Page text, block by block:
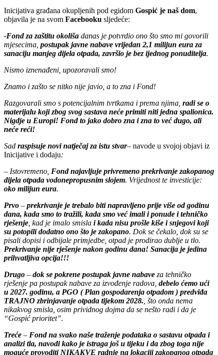
Inicijativa građana okupljenih pod egidom Gospić je naš dom,
objavila je na svom Facebooku sljedeće:
-Fond za zaštitu okoliša danas je potvrdio ono što smo mi govorili
mjesecima, postupak javne nabave vrijedan 2,1 milijun eura za
sanaciju manjeg dijela otpada, završio je bez ijednog ponuditelja.
Nismo iznenađeni, upozoravali smo!
Znamo i zašto se nitko nije javio, a to zna i Fond!
Razgovarali smo s potencijalnim tvrtkama i prema njima, radi se o
materijalu koji zbog svog sastava neće primiti niti jedna spalionica.
Nigdje u Europi! Fond to jako dobro zna i zna to već dugo, ali
neće reći!
Sad raspisuje novi natječaj za istu stvar– navode u svojoj objavi iz
Inicijative i dodaju:
– Istovremeno, Fond najavljuje privremeno prekrivanje zakopanog
dijela otpada vodonepropusnim slojem. Vrijednost te investicije:
oko milijun eura.
Prvo – prekrivanje je trebalo biti napravljeno prije više od godinu
dana, kada smo to tražili, kada smo već imali i ponude i tehničko
rješenje , kad je imalo smisla i kada nisu prošle kiše i snjegovi koji
su potopili dodatno ono što je zakopano. Dok se čekalo, dok su se
pisali dopisi i odbijale primjedbe, otpad je prodirao dublje u tlo.
Prekrivanje nije rješenje nakon godinu dana! Sanacija je jedina
prihvatljiva opcija!!!
Drugo – dok se pokrene postupak javne nabave za tehničko
rješenje pa postupak nabave za izvođenje radova, debelo ćemo ući
u 2027. godinu, a PGO ( Plan gospodarenja otpadom ) predviđa
TRAJNO zbrinjavanje otpada tijekom 2028. , što onda nema
nikakvog smisla, osim prividnog dojma da se nešto radi i da je
“Gospić prioritet”.
Treće – Fond na svako naše traženje podataka o sastavu otpada i
analizi tla, navodi kako je istraga još u tijeku i da zbog toga nije
moguće provoditi NIKAKVE radnje na lokaciji zakopanog otpada